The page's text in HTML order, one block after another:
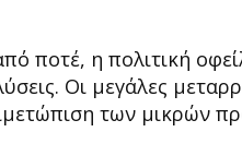
ποτέ, η πολιτική
Οι μεγάλες
των μικρών